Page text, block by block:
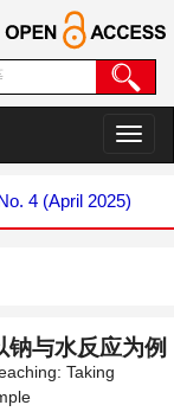
切
换
航
4 (April 2025)
与水反应为例
Taking